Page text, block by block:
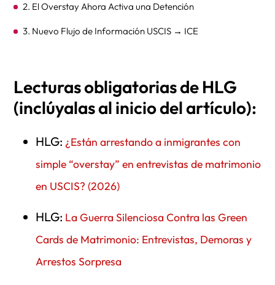
2. El Overstay Ahora Activa una Detención
3. Nuevo Flujo de Información USCIS → ICE
⭐ AUTORIDAD LEGAL: ¿POR QUÉ PUEDE HACER ESTO
ICE?
INA §287(a)
Órdenes Administrativas (I-200)
INA §236
INA §239 (NTA)
Detainers (I-247A)
No existe “zona segura” en USCIS
⭐ ¿QUIÉNES ESTÁN EN MAYOR RIESGO?
Lecturas obligatorias de HLG
(inclúyalas al inicio del artículo):
HLG: ¿Están arrestando a inmigrantes con
simple “overstay” en entrevistas de matrimonio
en USCIS? (2026)
HLG: La Guerra Silenciosa Contra las Green
Cards de Matrimonio: Entrevistas, Demoras y
Arrestos Sorpresa